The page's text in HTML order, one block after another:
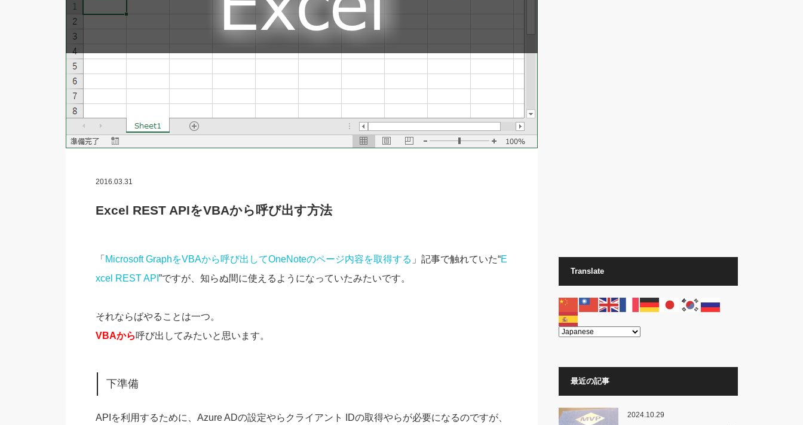
2016.03.31
Excel REST APIをVBAから呼び出す方法
「 Microsoft GraphをVBAから呼び出してOneNoteのページ内容を取得する 」記事で触れていた“E
xcel REST API ”ですが、知らぬ間に使えるようになっていたみたいです。
それならばやることは一つ。
VBAから呼び出してみたいと思います。
下準備
APIを利用するために、Azure ADの設定やらクライアント IDの取得やらが必要になるのですが、
Translate
最近の記事
2024.10.29